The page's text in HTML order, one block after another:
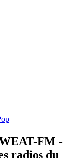
FM -
radios du